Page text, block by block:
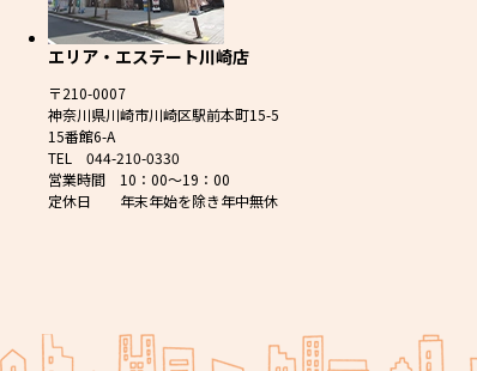
エリア・エステート川崎店
〒210-0007
神奈川県川崎市川崎区駅前本町15-5
15番館6-A
TEL 044-210-0330
営業時間 10：00～19：00
定休日 年末年始を除き年中無休